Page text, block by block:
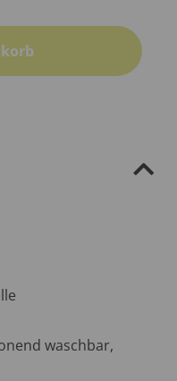
waschbar,